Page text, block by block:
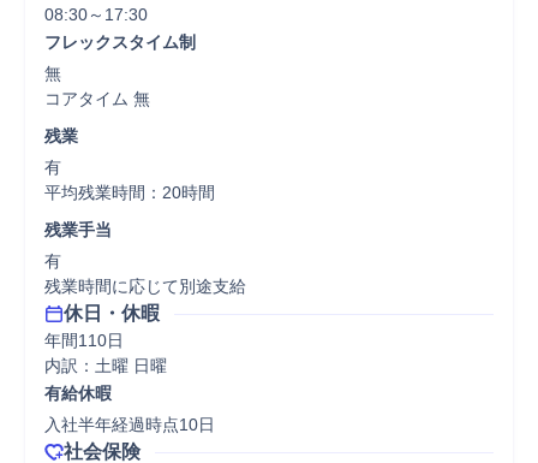
フレックスタイム制
無
コアタイム 無
残業
有
平均残業時間：20時間
残業手当
有
残業時間に応じて別途支給
休日・休暇
年間110日
内訳：土曜 日曜
有給休暇
入社半年経過時点10日
社会保険